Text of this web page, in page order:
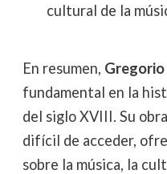
cultural de la
En resumen, Gregorio
fundamental en la
del siglo XVIII. Su
difícil de acceder,
sobre la música, la